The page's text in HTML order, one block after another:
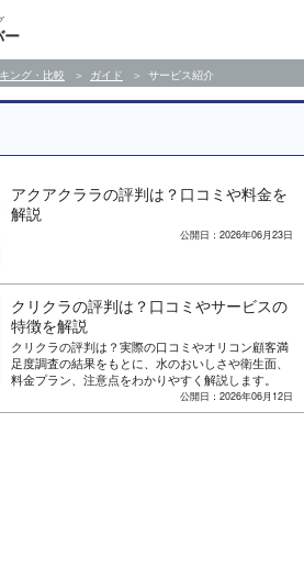
ー
ング・比較 ガイド サービス紹介
アクアクララの評判は？口コミや料金を
解説
公開日：2026年06月23日
クリクラの評判は？口コミやサービスの
特徴を解説
クリクラの評判は？実際の口コミやオリコン顧客満
足度調査の結果をもとに、水のおいしさや衛生面、
料金プラン、注意点をわかりやすく解説します。
公開日：2026年06月12日